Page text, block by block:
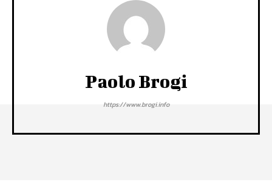
Paolo Brogi
https://www.brogi.info